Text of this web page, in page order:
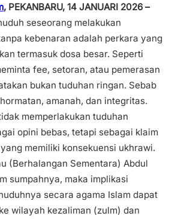
, PEKANBARU, 14 JANUARI 2026 –
seseorang melakukan
kebenaran adalah perkara yang
termasuk dosa besar. Seperti
fee, setoran, atau pemerasan
bukan tuduhan ringan. Sebab
amanah, dan integritas.
memperlakukan tuduhan
opini bebas, tetapi sebagai klaim
memiliki konsekuensi ukhrawi.
(Berhalangan Sementara) Abdul
sumpahnya, maka implikasi
secara agama Islam dapat
wilayah kezaliman (zulm) dan